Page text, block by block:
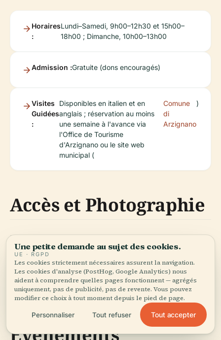
Horaires
:
Lundi–Samedi, 9h00–12h30 et 15h00–
18h00 ; Dimanche, 10h00–13h00
Admission :Gratuite (dons encouragés)
Visites
Guidées
:
Disponibles en italien et en
anglais ; réservation au moins
une semaine à l'avance via
l'Office de Tourisme
d'Arzignano ou le site web
municipal (
Comune
di
Arzignano
)
Accès et Photographie
L'église est située dans le centre, facilement
accessible à pied depuis les arrêts de bus et les
parkings. La façade est mieux photographiée
pendant l'heure dorée ; à l'intérieur, la
photographie sans flash est autorisée.
Événements
Une petite demande au sujet des cookies.
UE · RGPD
Les cookies strictement nécessaires assurent la navigation.
Les cookies d'analyse (PostHog, Google Analytics) nous
aident à comprendre quelles pages fonctionnent — agrégés
uniquement, pas de publicité, pas de revente. Vous pouvez
modifier ce choix à tout moment depuis le pied de page.
Personnaliser Tout refuser Tout accepter